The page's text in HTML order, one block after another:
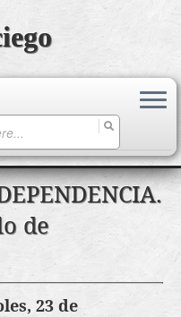
de
23 de